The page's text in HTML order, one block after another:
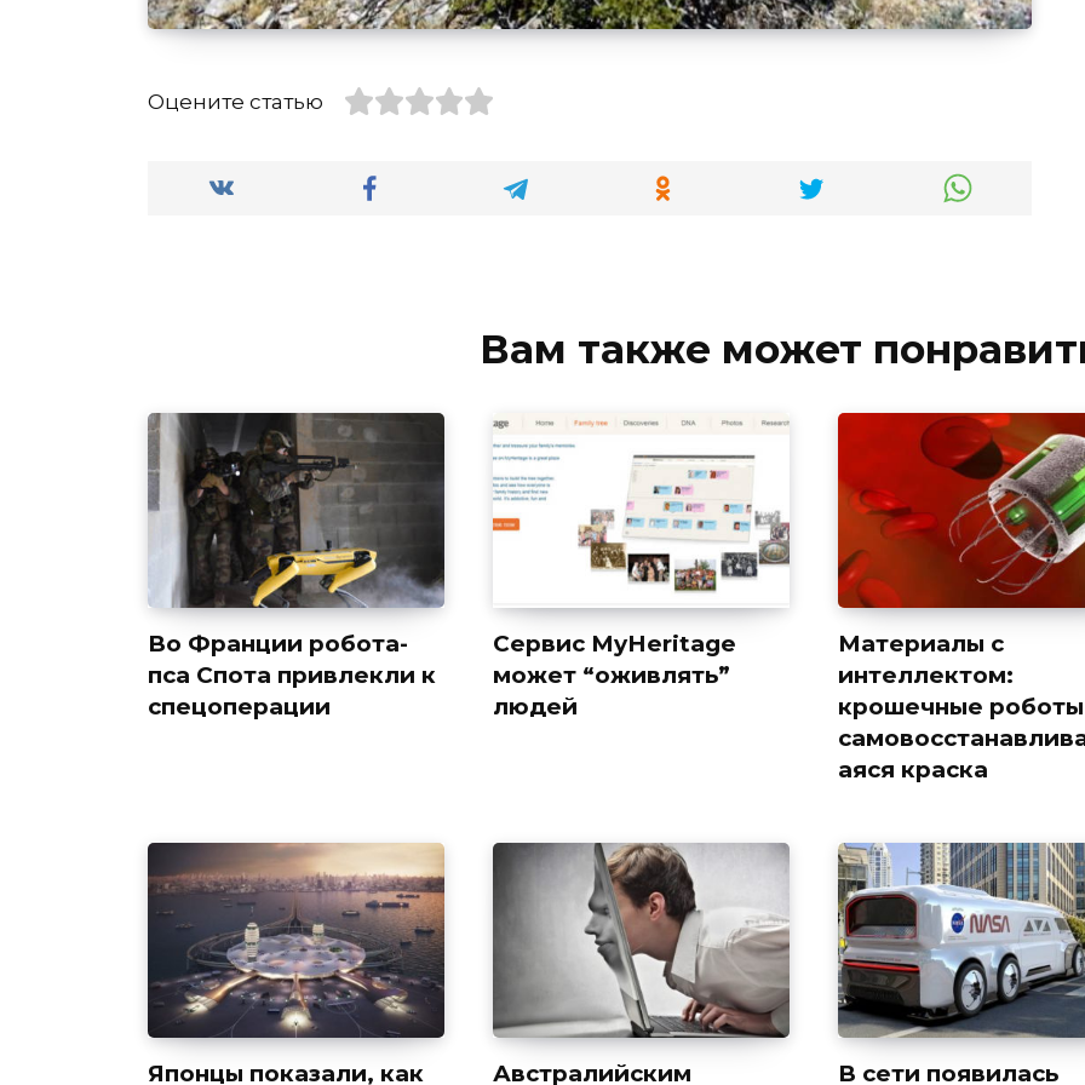
Оцените статью
Вам также может
Во Франции робота-
пса Спота привлекли к
cпецоперации
Сервис MyHeritage
может “оживлять”
людей
Материалы с
интеллектом:
крошечные
аяся краска
Японцы показали, как Австралийским В сети появилась